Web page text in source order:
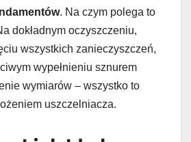
. Na czym polega to
dokładnym oczyszczeniu,
wszystkich zanieczyszczeń,
wypełnieniu sznurem
wymiarów – wszystko to
uszczelniacza.